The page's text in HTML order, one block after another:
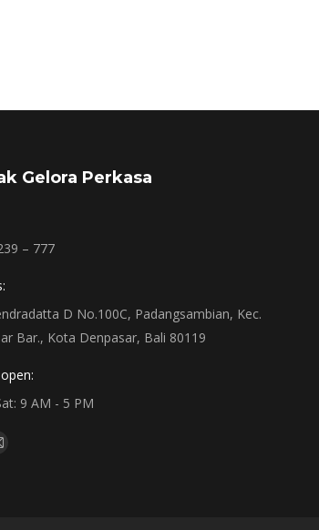
Gelora Perkasa
– 777
D No.100C, Padangsambian, Kec.
Bar., Kota Denpasar, Bali 80119
9 AM - 5 PM